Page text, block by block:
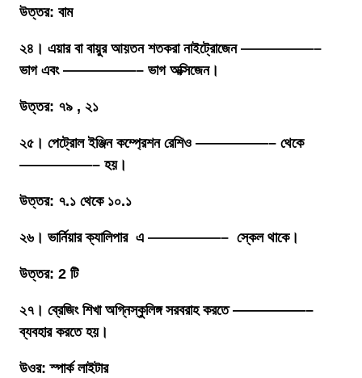
উত্তর: বাম
২৪। এয়ার বা বায়ুর আয়তন শতকরা নাইট্রোজেন —————–
ভাগ এবং —————– ভাগ অক্সিজেন।
উত্তর: ৭৯ , ২১
২৫। পেট্রোল ইঞ্জিন কম্প্রেশন রেশিও —————– থেকে
—————– হয়।
উত্তর: ৭.১ থেকে ১০.১
২৬। ভার্নিয়ার ক্যালিপার এ —————– স্কেল থাকে।
উত্তর: 2 টি
২৭। ব্রেজিং শিখা অগ্নিস্কুলিঙ্গ সরবরাহ করতে —————–
ব্যবহার করতে হয়।
উওর: স্পার্ক লাইটার